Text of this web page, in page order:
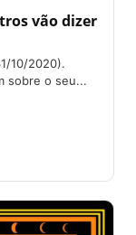
vão dizer
10/2020).
sobre o seu...